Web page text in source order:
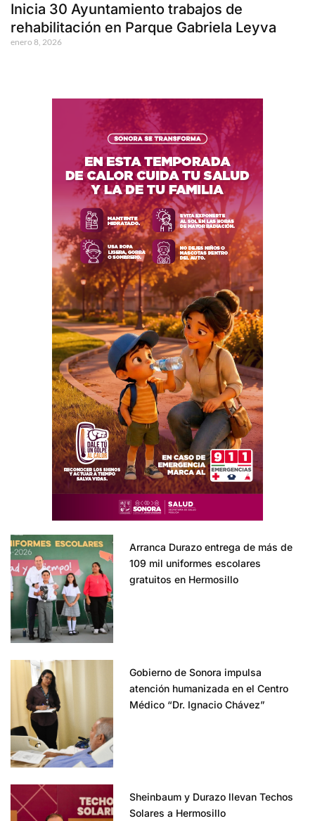
Inicia 30 Ayuntamiento trabajos de
rehabilitación en Parque Gabriela Leyva
enero 8, 2026
Arranca Durazo entrega de más de
109 mil uniformes escolares
gratuitos en Hermosillo
Gobierno de Sonora impulsa
atención humanizada en el Centro
Médico “Dr. Ignacio Chávez”
Sheinbaum y Durazo llevan Techos
Solares a Hermosillo